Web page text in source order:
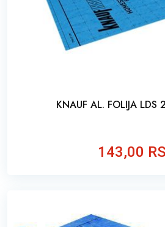
KNAUF AL. FOLIJA
143,00